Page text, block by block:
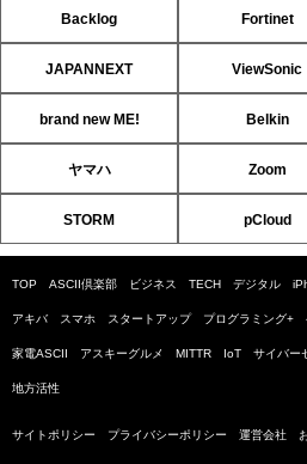
Backlog Fortinet
JAPANNEXT ViewSonic
brand new ME! Belkin
ヤマハ Zoom
STORM pCloud
TOP ASCII倶楽部 ビジネス TECH デジタル
アキバ スマホ スタートアップ プログラミング+
家電ASCII アスキーグルメ MITTR IoT サイバー
地方活性
サイトポリシー プライバシーポリシー 運営会社